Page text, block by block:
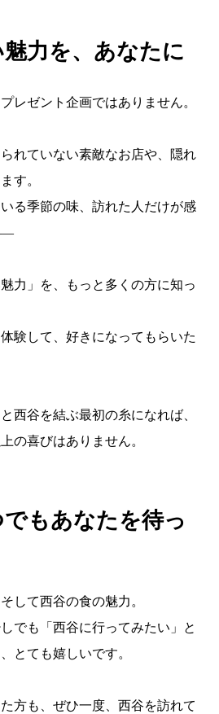
力を、あなたに
レゼント企画ではありません。
れていない素敵なお店や、隠れ
す。
る季節の味、訪れた人だけが感
力」を、もっと多くの方に知っ
験して、好きになってもらいた
西谷を結ぶ最初の糸になれば、
の喜びはありません。
もあなたを待っ
して西谷の食の魅力。
でも「西谷に行ってみたい」と
とても嬉しいです。
方も、ぜひ一度、西谷を訪れて